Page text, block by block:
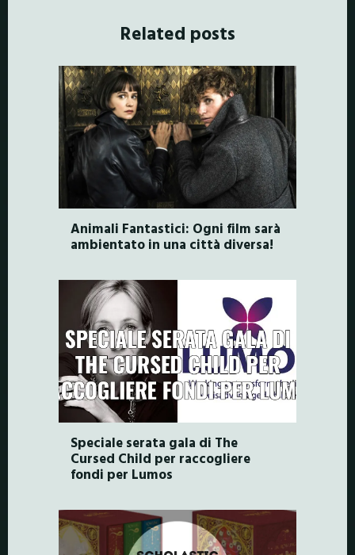
Related posts
Animali Fantastici: Ogni film sarà
ambientato in una città diversa!
Speciale serata gala di The
Cursed Child per raccogliere
fondi per Lumos